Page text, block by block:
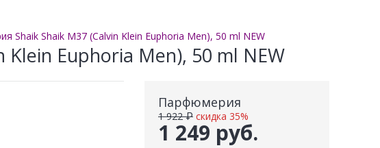
Shaik Shaik M37 (Calvin Klein Euphoria Men), 50 ml NEW
Euphoria Men), 50 ml NEW
Парфюмерия
1 249 руб.
1 922 ₽ скидка 35%